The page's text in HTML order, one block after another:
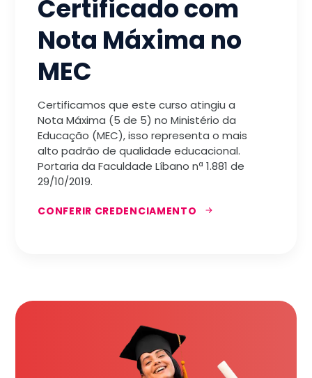
Certificado com
Nota Máxima no
MEC
Certificamos que este curso atingiu a
Nota Máxima (5 de 5) no Ministério da
Educação (MEC), isso representa o mais
alto padrão de qualidade educacional.
Portaria da Faculdade Líbano nª 1.881 de
29/10/2019.
CONFERIR CREDENCIAMENTO